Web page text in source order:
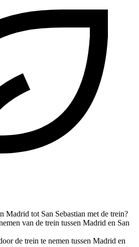
Madrid tot San Sebastian met de trein?
van de trein tussen Madrid en San
de trein te nemen tussen Madrid en